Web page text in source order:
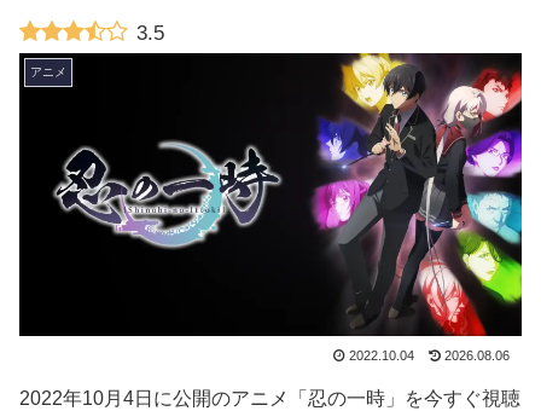
3.5
アニメ
2022.10.04 2026.08.06
2022年10月4日に公開のアニメ「忍の一時」を今すぐ視聴